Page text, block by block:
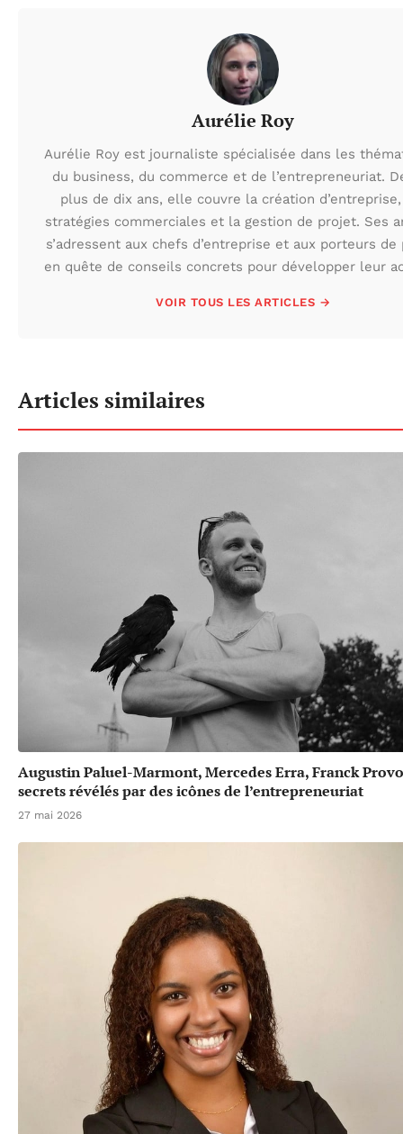
Aurélie Roy
Aurélie Roy est journaliste spécialisée dans les
du business, du commerce et de l’entrepreneuriat.
plus de dix ans, elle couvre la création
stratégies commerciales et la gestion de projet. Ses
s’adressent aux chefs d’entreprise et aux porteurs de
en quête de conseils concrets pour développer leur
VOIR TOUS LES ARTICLES →
Articles similaires
Augustin Paluel-Marmont, Mercedes Erra, Franck
secrets révélés par des icônes de l’entrepreneuriat
27 mai 2026